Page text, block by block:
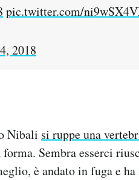
pic.twitter.com/
2018
Nibali si ruppe una
Sembra esserci
è andato in fuga e